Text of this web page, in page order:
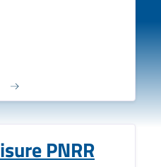
PNRR